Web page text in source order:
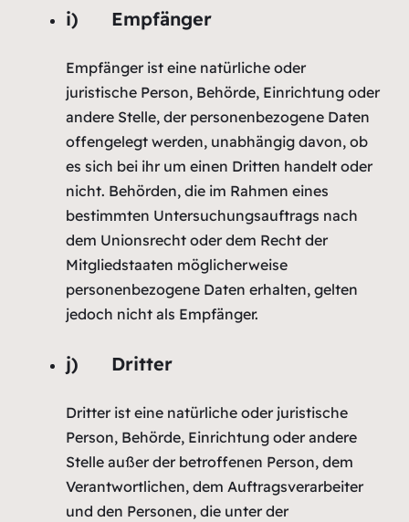
i) Empfänger
Empfänger ist eine natürliche oder
juristische Person, Behörde, Einrichtung oder
andere Stelle, der personenbezogene Daten
offengelegt werden, unabhängig davon, ob
es sich bei ihr um einen Dritten handelt oder
nicht. Behörden, die im Rahmen eines
bestimmten Untersuchungsauftrags nach
dem Unionsrecht oder dem Recht der
Mitgliedstaaten möglicherweise
personenbezogene Daten erhalten, gelten
jedoch nicht als Empfänger.
j) Dritter
Dritter ist eine natürliche oder juristische
Person, Behörde, Einrichtung oder andere
Stelle außer der betroffenen Person, dem
Verantwortlichen, dem Auftragsverarbeiter
und den Personen, die unter der